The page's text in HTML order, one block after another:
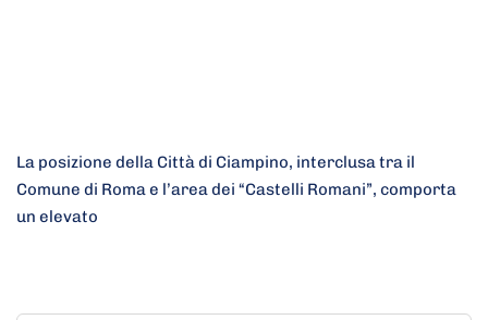
La posizione della Città di Ciampino, interclusa tra il
Comune di Roma e l’area dei “Castelli Romani”, comporta
un elevato